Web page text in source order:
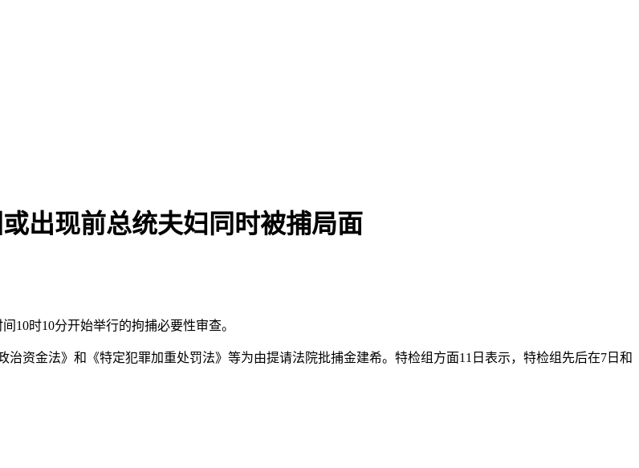
出现前总统夫妇同时被捕局面
10时10分开始举行的拘捕必要性审查。
资金法》和《特定犯罪加重处罚法》等为由提请法院批捕金建希。特检组方面11日表示，特检组先后在7日和